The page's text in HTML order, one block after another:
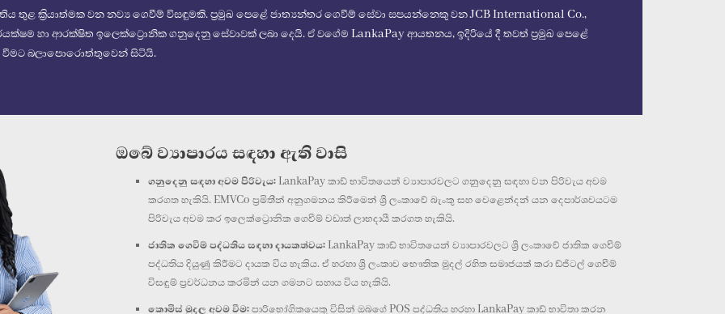
තුළ ක්‍රියාත්මක වන නව්‍ය ගෙවීම් විසඳුමකි. ප්‍රමුඛ පෙළේ ජාත්‍යන්තර ගෙවීම් සේවා සපයන්නෙකු වන JCB International Co.,
හා ආරක්ෂිත ඉලෙක්ට්‍රොනික ගනුදෙනු සේවාවක් ලබා දෙයි. ඒ වගේම LankaPay ආයතනය, ඉදිරියේ දී තවත් ප්‍රමුඛ පෙළේ
බලාපොරොත්තුවෙන් සිටියි.
ඔබේ ව්‍යාපාරය සඳහා ඇති වාසි
ගනුදෙනු සඳහා අවම පිරිවැය:LankaPay කාඩ් භාවිතයෙන් ව්‍යාපාරවලට ගනුදෙනු සඳහා වන පිරිවැය අවම
කරගත හැකියි. EMVCo ප්‍රමිතීන් අනුගමනය කිරීමෙන් ශ්‍රී ලංකාවේ බැංකු සහ වෙළෙන්දන් යන දෙපාර්ශවයටම
පිරිවැය අවම කර ඉලෙක්ට්‍රොනික ගෙවීම් වඩාත් ලාභදායී කරගත හැකියි.
ජාතික ගෙවීම් පද්ධතිය සඳහා දායකත්වය:LankaPay කාඩ් භාවිතයෙන් ව්‍යාපාරවලට ශ්‍රී ලංකාවේ ජාතික ගෙවීම්
පද්ධතිය දියුණු කිරීමට දායක විය හැකිය. ඒ හරහා ශ්‍රී ලංකාව භෞතික මුදල් රහිත සමාජයක් කරා ඩ්ජිටල් ගෙවීම්
විසඳුම් ප්‍රවර්ධනය කරමින් යන ගමනට සහාය විය හැකියි.
කොමිස් මුදල අවම වීම:පාරිභෝගිකයෙකු විසින් ඔබගේ POS පද්ධතිය හරහා LankaPay කාඩ් භාවිතා කරන